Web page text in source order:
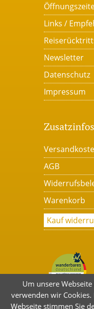
Links /
Newsletter
Datenschutz
Impressum
AGB
Warenkorb
Kauf
Um unsere
verwenden wir
Webseite stimmen Sie